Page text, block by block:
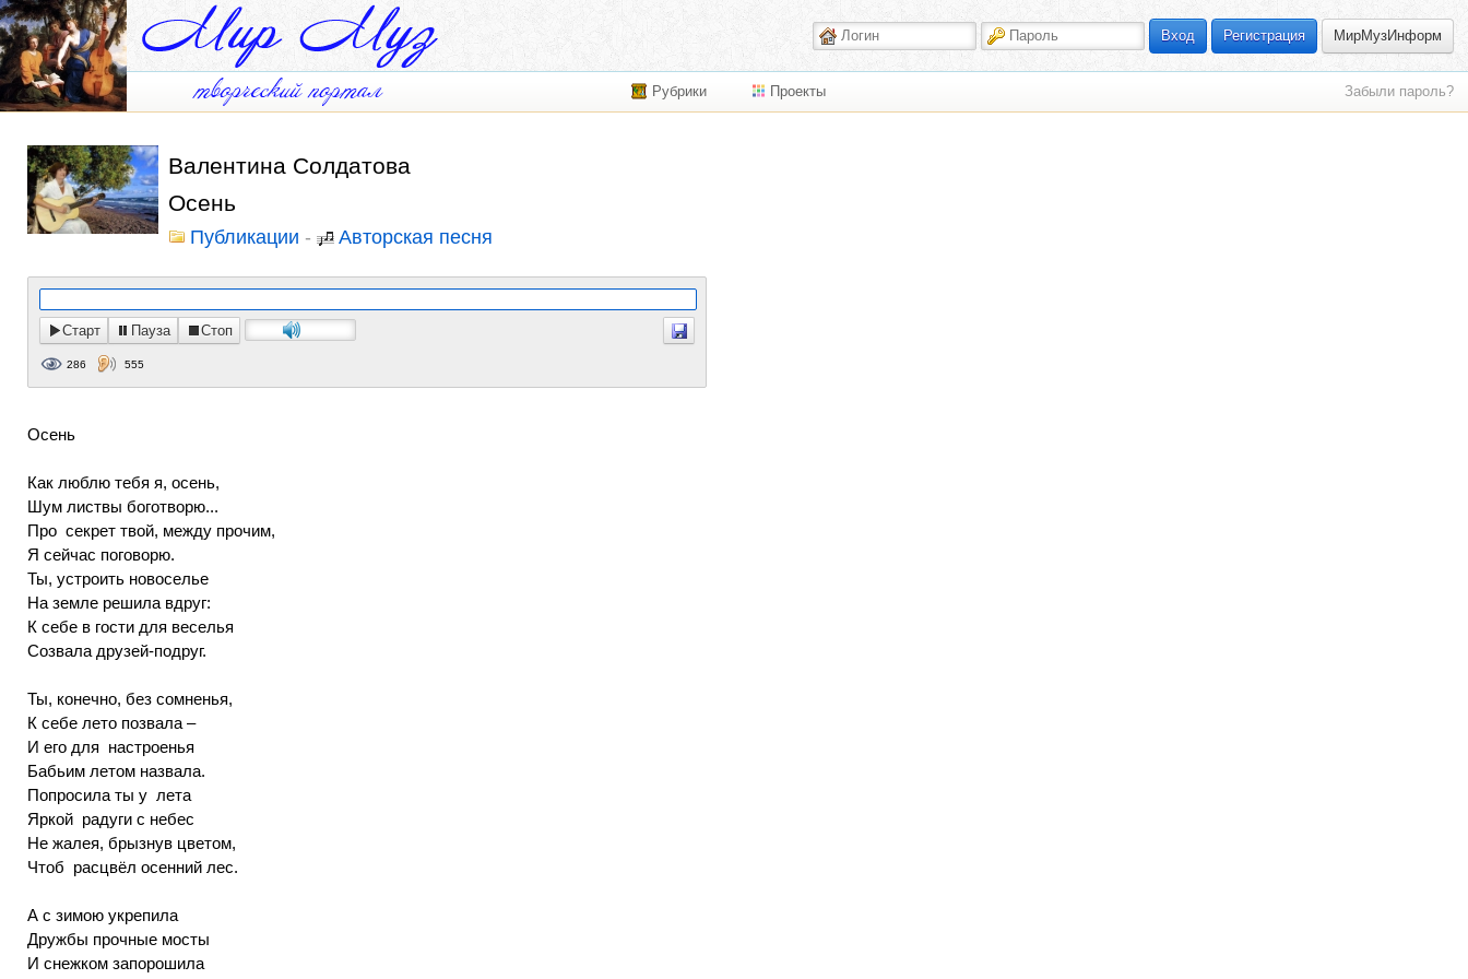
Вход Регистрация МирМузИнформ
Рубрики Проекты Забыли пароль?
Валентина Солдатова
Осень
Публикации - Авторская песня
Старт Пауза Стоп
286 555
Осень
Как люблю тебя я, осень,
Шум листвы боготворю...
Про секрет твой, между прочим,
Я сейчас поговорю.
Ты, устроить новоселье
На земле решила вдруг:
К себе в гости для веселья
Созвала друзей-подруг.
Ты, конечно, без сомненья,
К себе лето позвала –
И его для настроенья
Бабьим летом назвала.
Попросила ты у лета
Яркой радуги с небес
Не жалея, брызнув цветом,
Чтоб расцвёл осенний лес.
А с зимою укрепила
Дружбы прочные мосты
И снежком запорошила